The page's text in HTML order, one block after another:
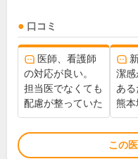
口コミ
医師、看護師
の対応が良い。
担当医でなくても
配慮が整っていた
潔感
あ
熊本
この